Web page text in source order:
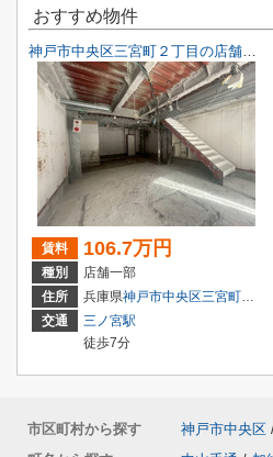
おすすめ物件
神戸市中央区三宮町２丁目の店舗一部
賃料 106.7万円
種別
店舗一部
住所
兵庫県神戸市中央区三宮町２丁
交通
三ノ宮駅
徒歩7分
市区町村から探す 神戸市中央区